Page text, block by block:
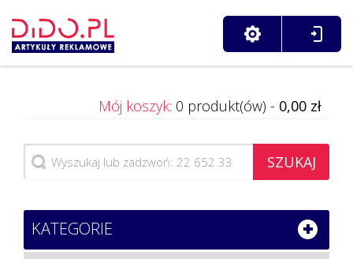
Mój koszyk: 0 produkt(ów) - 0,00 zł
SZUKAJ
KATEGORIE